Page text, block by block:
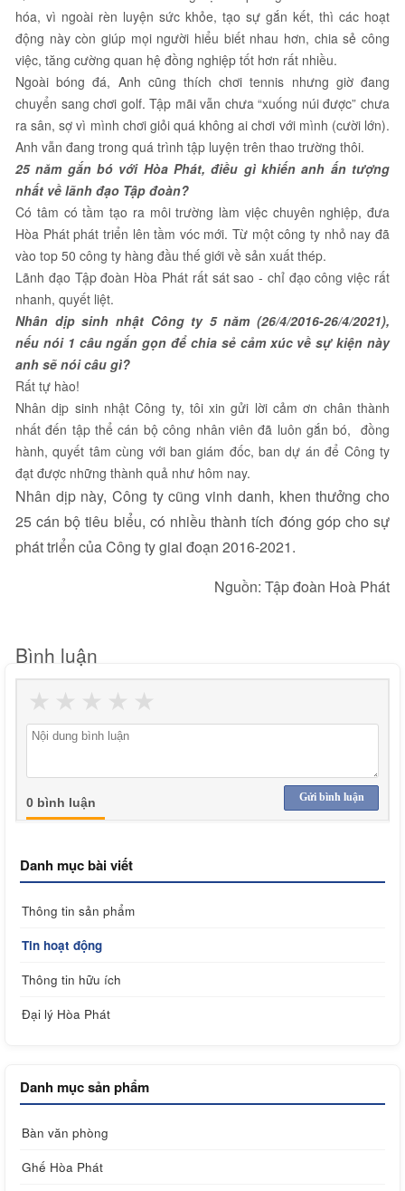
hóa, vì ngoài rèn luyện sức khỏe, tạo sự gắn kết, thì các hoạt
động này còn giúp mọi người hiểu biết nhau hơn, chia sẻ công
việc, tăng cường quan hệ đồng nghiệp tốt hơn rất nhiều.
Ngoài bóng đá, Anh cũng thích chơi tennis nhưng giờ đang
chuyển sang chơi golf. Tập mãi vẫn chưa “xuống núi được” chưa
ra sân, sợ vì mình chơi giỏi quá không ai chơi với mình (cười lớn).
Anh vẫn đang trong quá trình tập luyện trên thao trường thôi.
25 năm gắn bó với Hòa Phát, điều gì khiến anh ấn tượng
nhất về lãnh đạo Tập đoàn?
Có tâm có tầm tạo ra môi trường làm việc chuyên nghiệp, đưa
Hòa Phát phát triển lên tầm vóc mới. Từ một công ty nhỏ nay đã
vào top 50 công ty hàng đầu thế giới về sản xuất thép.
Lãnh đạo Tập đoàn Hòa Phát rất sát sao - chỉ đạo công việc rất
nhanh, quyết liệt.
Nhân dịp sinh nhật Công ty 5 năm (26/4/2016-26/4/2021),
nếu nói 1 câu ngắn gọn để chia sẻ cảm xúc về sự kiện này
anh sẽ nói câu gì?
Rất tự hào!
Nhân dịp sinh nhật Công ty, tôi xin gửi lời cảm ơn chân thành
nhất đến tập thể cán bộ công nhân viên đã luôn gắn bó, đồng
hành, quyết tâm cùng với ban giám đốc, ban dự án để Công ty
đạt được những thành quả như hôm nay.
Nhân dịp này, Công ty cũng vinh danh, khen thưởng cho
25 cán bộ tiêu biểu, có nhiều thành tích đóng góp cho sự
phát triển của Công ty giai đoạn 2016-2021.
Nguồn: Tập đoàn Hoà Phát
Bình luận
★
★
★
★
★
Gửi bình luận
0 bình luận
Danh mục bài viết
Thông tin sản phẩm
Tin hoạt động
Thông tin hữu ích
Đại lý Hòa Phát
Danh mục sản phẩm
Bàn văn phòng
Ghế Hòa Phát